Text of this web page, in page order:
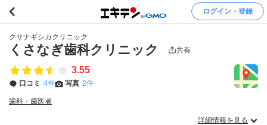
ログイン・登録
クサナギシカクリニック
くさなぎ歯科クリニック 共有
3.55
口コミ 4件 写真 2件
歯科・歯医者
詳細情報を見る